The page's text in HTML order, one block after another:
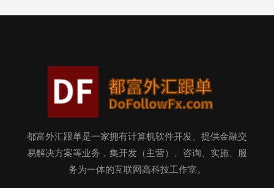
都富外汇跟单是一家拥有计算机软件开发、提供金融交
易解决方案等业务，集开发（主营）、咨询、实施、服
务为一体的互联网高科技工作室。